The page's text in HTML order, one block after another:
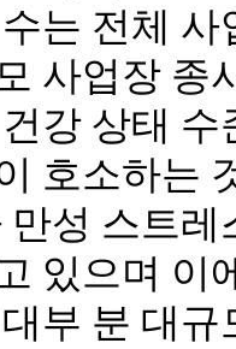
는 전체
사업장 종
강 상태
호소하는
만성 스트
있으며 이
부 분 대